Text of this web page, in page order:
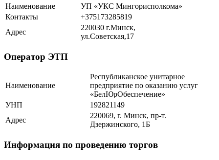
Наименование
УП «УКС Мингорисполкома»
Контакты
+375173285819
Адрес
220030 г.Минск,
ул.Советская,17
Оператор ЭТП
Наименование
Республиканское унитарное
предприятие по оказанию услуг
«БелЮрОбеспечение»
УНП
192821149
Адрес
220069, г. Минск, пр-т.
Дзержинского, 1Б
Информация по проведению торгов